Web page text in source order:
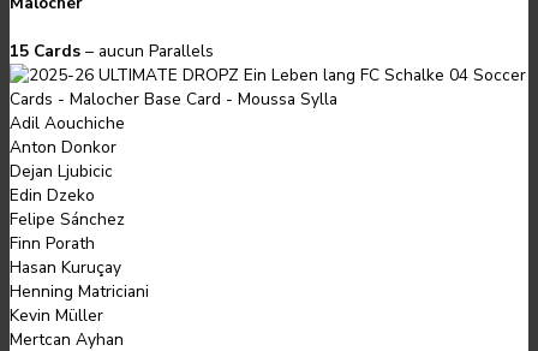
15 Cards – aucun Parallels
Adil Aouchiche
Anton Donkor
Dejan Ljubicic
Edin Dzeko
Felipe Sánchez
Finn Porath
Hasan Kuruçay
Henning Matriciani
Kevin Müller
Mertcan Ayhan